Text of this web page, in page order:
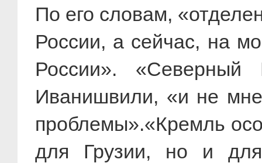
По его словам,
России, а сейчас, на
России».
Иванишвили, «и не
проблемы».«Кремль
для Грузии, но и